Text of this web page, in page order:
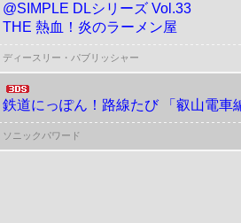
@SIMPLE DLシリーズ Vol.33
THE 熱血！炎のラーメン屋
ディースリー・パブリッシャー
鉄道にっぽん！路線たび 「叡山電車
ソニックパワード